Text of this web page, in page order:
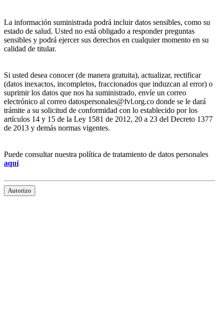
La información suministrada podrá incluir datos sensibles, como su
estado de salud. Usted no está obligado a responder preguntas
sensibles y podrá ejercer sus derechos en cualquier momento en su
calidad de titular.
Si usted desea conocer (de manera gratuita), actualizar, rectificar
(datos inexactos, incompletos, fraccionados que induzcan al error) o
suprimir los datos que nos ha suministrado, envíe un correo
electrónico al correo datospersonales@fvl.org.co donde se le dará
trámite a su solicitud de conformidad con lo establecido por los
artículos 14 y 15 de la Ley 1581 de 2012, 20 a 23 del Decreto 1377
de 2013 y demás normas vigentes.
Puede consultar nuestra política de tratamiento de datos personales
aquí
Autorizo